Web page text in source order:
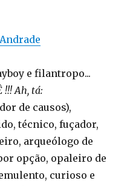
e filantropo...
!!! Ah, tá:
de causos),
técnico, fuçador,
arqueólogo de
opção, opaleiro de
curioso e